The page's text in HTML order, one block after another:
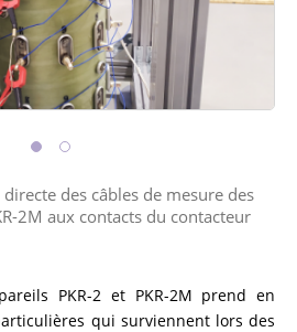
des câbles de mesure des
2M aux contacts du contacteur
PKR-2 et PKR-2M prend en
qui surviennent lors des